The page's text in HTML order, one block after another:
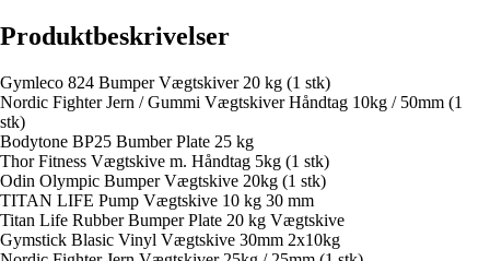
Produktbeskrivelser
Gymleco 824 Bumper Vægtskiver 20 kg (1 stk)
Nordic Fighter Jern / Gummi Vægtskiver Håndtag 10kg / 50mm (1
stk)
Bodytone BP25 Bumber Plate 25 kg
Thor Fitness Vægtskive m. Håndtag 5kg (1 stk)
Odin Olympic Bumper Vægtskive 20kg (1 stk)
TITAN LIFE Pump Vægtskive 10 kg 30 mm
Titan Life Rubber Bumper Plate 20 kg Vægtskive
Gymstick Blasic Vinyl Vægtskive 30mm 2x10kg